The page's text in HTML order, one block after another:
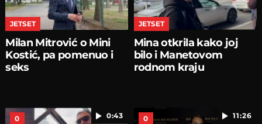
JETSET
Milan Mitrović o Mini
Kostić, pa pomenuo i
seks
JETSET
Mina otkrila kako joj
bilo i Manetovom
rodnom kraju
0:43
0 11:26
0